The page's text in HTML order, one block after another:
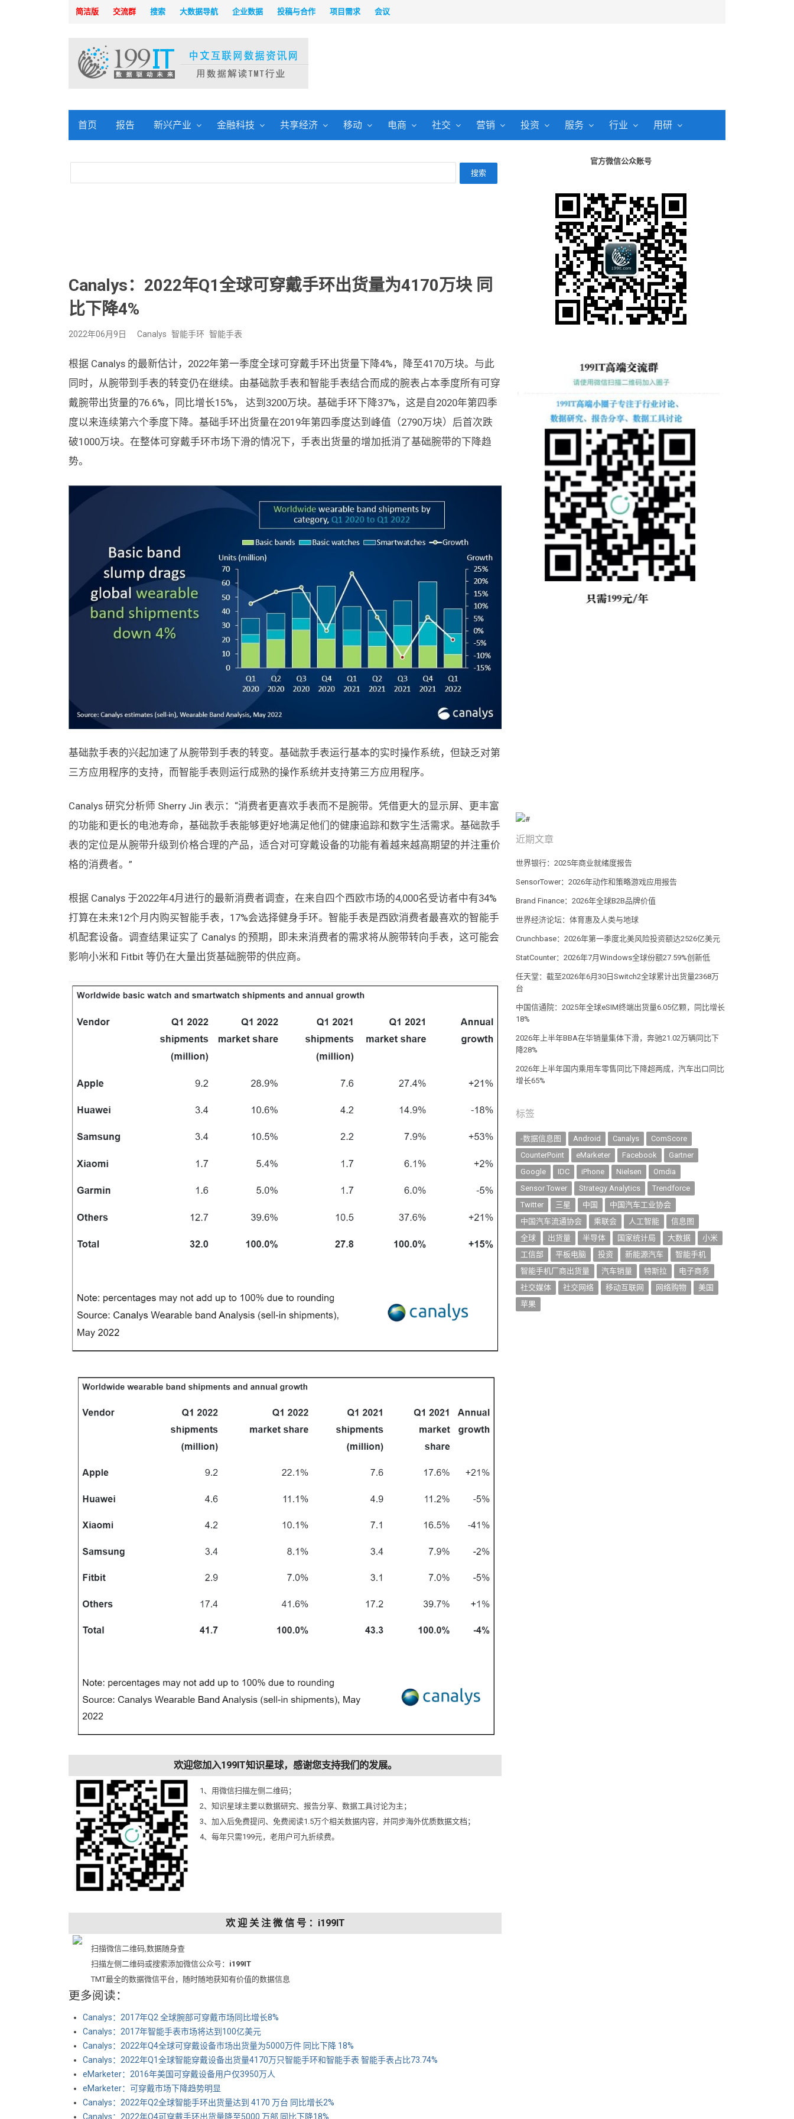
简洁版 交流群 搜索 大数据导航 企业数据 投稿与合作 项目需求 会议
首页 报告 新兴产业 金融科技 共享经济 移动 电商 社交 营销 投资 服务 行业 用研
Canalys：2022年Q1全球可穿戴手环出货量为4170万块 同
比下降4%
2022年06月9日 Canalys 智能手环 智能手表
根据 Canalys 的最新估计，2022年第一季度全球可穿戴手环出货量下降4%，降至4170万块。与此
同时，从腕带到手表的转变仍在继续。由基础款手表和智能手表结合而成的腕表占本季度所有可穿
戴腕带出货量的76.6%，同比增长15%， 达到3200万块。基础手环下降37%，这是自2020年第四季
度以来连续第六个季度下降。基础手环出货量在2019年第四季度达到峰值（2790万块）后首次跌
破1000万块。在整体可穿戴手环市场下滑的情况下，手表出货量的增加抵消了基础腕带的下降趋
势。
基础款手表的兴起加速了从腕带到手表的转变。基础款手表运行基本的实时操作系统，但缺乏对第
三方应用程序的支持，而智能手表则运行成熟的操作系统并支持第三方应用程序。
Canalys 研究分析师 Sherry Jin 表示：“消费者更喜欢手表而不是腕带。凭借更大的显示屏、更丰富
的功能和更长的电池寿命，基础款手表能够更好地满足他们的健康追踪和数字生活需求。基础款手
表的定位是从腕带升级到价格合理的产品，适合对可穿戴设备的功能有着越来越高期望的并注重价
格的消费者。”
根据 Canalys 于2022年4月进行的最新消费者调查，在来自四个西欧市场的4,000名受访者中有34%
打算在未来12个月内购买智能手表，17%会选择健身手环。智能手表是西欧消费者最喜欢的智能手
机配套设备。调查结果证实了 Canalys 的预期，即未来消费者的需求将从腕带转向手表，这可能会
影响小米和 Fitbit 等仍在大量出货基础腕带的供应商。
欢迎您加入199IT知识星球，感谢您支持我们的发展。
1、用微信扫描左侧二维码；
2、知识星球主要以数据研究、报告分享、数据工具讨论为主；
3、加入后免费提问、免费阅读1.5万个相关数据内容，并同步海外优质数据文档；
4、每年只需199元，老用户可九折续费。
欢 迎 关 注 微 信 号 ：i199IT
扫描微信二维码,数据随身查
扫描左侧二维码或搜索添加微信公众号： i199IT
TMT最全的数据微信平台，随时随地获知有价值的数据信息
更多阅读：
Canalys：2017年Q2 全球腕部可穿戴市场同比增长8%
Canalys：2017年智能手表市场将达到100亿美元
Canalys：2022年Q4全球可穿戴设备市场出货量为5000万件 同比下降 18%
Canalys：2022年Q1全球智能穿戴设备出货量4170万只智能手环和智能手表 智能手表占比73.74%
eMarketer：2016年美国可穿戴设备用户仅3950万人
eMarketer：可穿戴市场下降趋势明显
Canalys：2022年Q2全球智能手环出货量达到 4170 万台 同比增长2%
Canalys：2022年Q4可穿戴手环出货量降至5000 万部 同比下降18%
官方微信公众账号
近期文章
世界银行：2025年商业就绪度报告
SensorTower：2026年动作和策略游戏应用报告
Brand Finance：2026年全球B2B品牌价值
世界经济论坛：体育惠及人类与地球
Crunchbase：2026年第一季度北美风险投资额达2526亿美元
StatCounter：2026年7月Windows全球份额27.59%创新低
任天堂：截至2026年6月30日Switch2全球累计出货量2368万
台
中国信通院：2025年全球eSIM终端出货量6.05亿颗，同比增长
18%
2026年上半年BBA在华销量集体下滑，奔驰21.02万辆同比下
降28%
2026年上半年国内乘用车零售同比下降超两成，汽车出口同比
增长65%
标签
-数据信息图 Android Canalys
ComScore
CounterPoint
eMarketer Facebook
Gartner
Google
IDC iPhone Nielsen
Omdia
Sensor Tower
Strategy Analytics
Trendforce
Twitter
三星 中国
中国汽车工业协会
中国汽车流通协会
乘联会 人工智能
信息图
全球
出货量 半导体 国家统计局 大数据
小米
工信部
平板电脑 投资 新能源汽车
智能手机
智能手机厂商出货量
汽车销量 特斯拉
电子商务
社交媒体
社交网络 移动互联网 网络购物
美国
苹果